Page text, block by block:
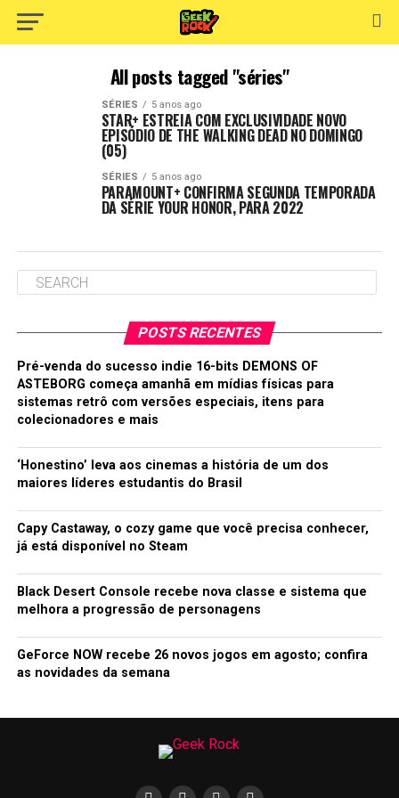
All posts tagged "séries"
SÉRIES 5 anos ago
STAR+ ESTREIA COM EXCLUSIVIDADE NOVO
EPISÓDIO DE THE WALKING DEAD NO DOMINGO
(05)
SÉRIES 5 anos ago
PARAMOUNT+ CONFIRMA SEGUNDA TEMPORADA
DA SÉRIE YOUR HONOR, PARA 2022
POSTS RECENTES
Pré-venda do sucesso indie 16-bits DEMONS OF
ASTEBORG começa amanhã em mídias físicas para
sistemas retrô com versões especiais, itens para
colecionadores e mais
‘Honestino’ leva aos cinemas a história de um dos
maiores líderes estudantis do Brasil
Capy Castaway, o cozy game que você precisa conhecer,
já está disponível no Steam
Black Desert Console recebe nova classe e sistema que
melhora a progressão de personagens
GeForce NOW recebe 26 novos jogos em agosto; confira
as novidades da semana